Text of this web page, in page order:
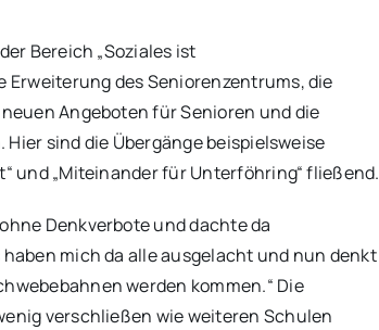
Bereich „Soziales ist
Erweiterung des Seniorenzentrums, die
Angeboten für Senioren und die
sind die Übergänge beispielsweise
und „Miteinander für Unterföhring“ fließend.
Denkverbote und dachte da
mich da alle ausgelacht und nun denkt
werden kommen.“ Die
verschließen wie weiteren Schulen